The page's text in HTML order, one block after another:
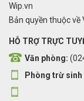
Wip.vn
Bản quyền thuộc về
HỖ TRỢ TRỰC
Văn phòng:
Phòng trừ sinh